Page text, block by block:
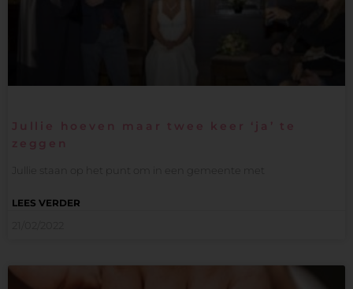
Jullie hoeven maar twee keer ‘ja’ te
zeggen
Jullie staan op het punt om in een gemeente met
LEES VERDER